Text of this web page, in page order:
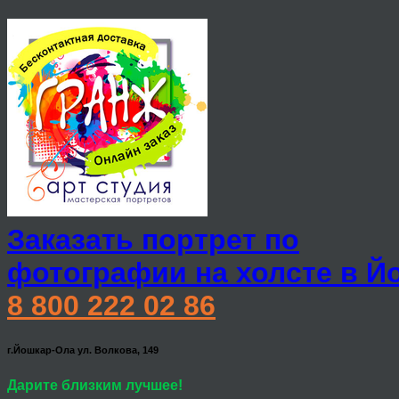
Заказать портрет по
фотографии на холсте в
8 800 222 02 86
г.Йошкар-Ола ул. Волкова, 149
Дарите близким лучшее!